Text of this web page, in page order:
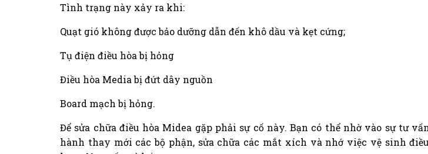
Tình trạng này xảy ra khi:
Quạt gió không được bảo dưỡng dẫn đến khô dầu và kẹt cứng;
Tụ điện điều hòa bị hỏng
Điều hòa Media bị đứt dây nguồn
Board mạch bị hỏng.
Để sửa chữa điều hòa Midea gặp phải sự cố này. Bạn có thể nhờ vào sự tư
hành thay mới các bộ phận, sửa chữa các mắt xích và nhớ việc vệ sinh